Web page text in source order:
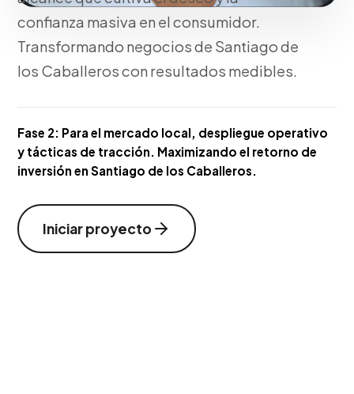
confianza masiva en el consumidor.
Transformando negocios de Santiago de
los Caballeros con resultados medibles.
Fase 2: Para el mercado local, despliegue operativo
y tácticas de tracción. Maximizando el retorno de
inversión en Santiago de los Caballeros.
Iniciar proyecto